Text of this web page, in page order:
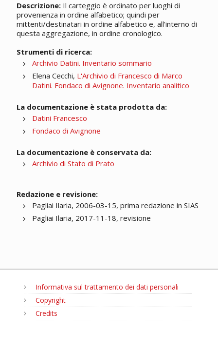
Descrizione:Il carteggio è ordinato per luoghi di
provenienza in ordine alfabetico; quindi per
mittenti/destinatari in ordine alfabetico e, all'interno di
questa aggregazione, in ordine cronologico.
Strumenti di ricerca:
Archivio Datini. Inventario sommario
Elena Cecchi, L'Archivio di Francesco di Marco
Datini. Fondaco di Avignone. Inventario analitico
La documentazione è stata prodotta da:
Datini Francesco
Fondaco di Avignone
La documentazione è conservata da:
Archivio di Stato di Prato
Redazione e revisione:
Pagliai Ilaria, 2006-03-15, prima redazione in SIAS
Pagliai Ilaria, 2017-11-18, revisione
Informativa sul trattamento dei dati personali
Copyright
Credits